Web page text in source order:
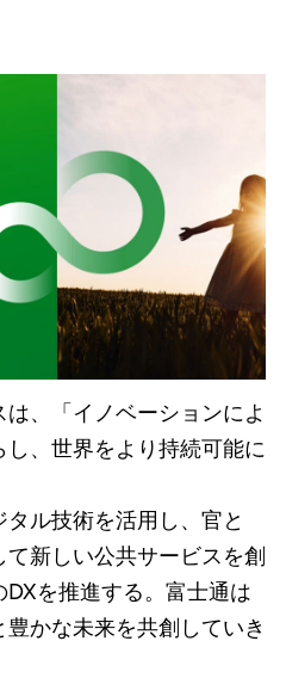
、「イノベーションによ
、世界をより持続可能に
ル技術を活用し、官と
新しい公共サービスを創
を推進する。富士通は
かな未来を共創していき